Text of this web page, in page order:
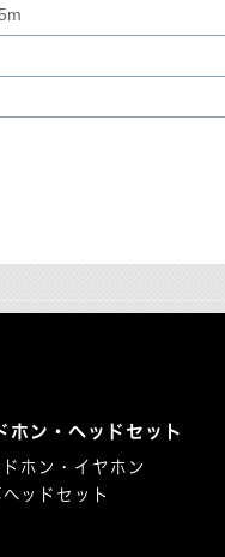
ホン・ヘッドセット
ドホン・イヤホン
ヘッドセット